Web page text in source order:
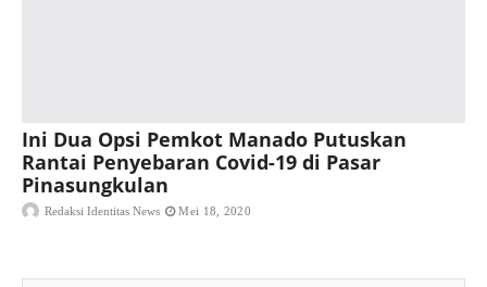
Ini Dua Opsi Pemkot Manado Putuskan
Rantai Penyebaran Covid-19 di Pasar
Pinasungkulan
Redaksi Identitas News Mei 18, 2020